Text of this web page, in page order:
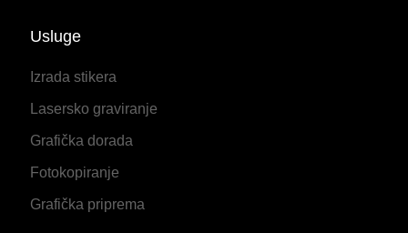
Usluge
Izrada stikera
Lasersko graviranje
Grafička dorada
Fotokopiranje
Grafička priprema